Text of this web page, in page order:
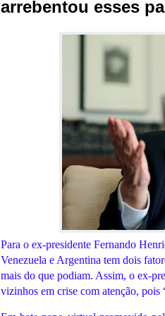
arrebentou esses
Para o ex-presidente Fernando
Venezuela e Argentina tem dois
mais do que podiam. Assim, o ex-
vizinhos em crise com atenção, pois